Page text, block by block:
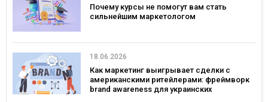
Почему курсы не помогут вам стать
сильнейшим маркетологом
18.06.2026
Как маркетинг выигрывает сделки с
американскими ритейлерами: фреймворк
brand awareness для украинских